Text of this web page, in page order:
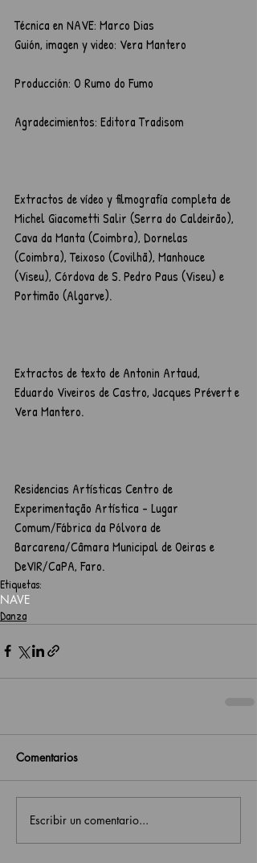
Técnica en NAVE: Marco Dias
Guión, imagen y video: Vera Mantero
Producción: O Rumo do Fumo
Agradecimientos: Editora Tradisom
Extractos de vídeo y filmografía completa de
Michel Giacometti Salir (Serra do Caldeirão),
Cava da Manta (Coimbra), Dornelas
(Coimbra), Teixoso (Covilhã), Manhouce
(Viseu), Córdova de S. Pedro Paus (Viseu) e
Portimão (Algarve).
Extractos de texto de Antonin Artaud,
Eduardo Viveiros de Castro, Jacques Prévert e
Vera Mantero.
Residencias Artísticas Centro de
Experimentação Artística - Lugar
Comum/Fábrica da Pólvora de
Barcarena/Câmara Municipal de Oeiras e
DeVIR/CaPA, Faro.
Etiquetas:
NAVE
Danza
Comentarios
Escribir un comentario...